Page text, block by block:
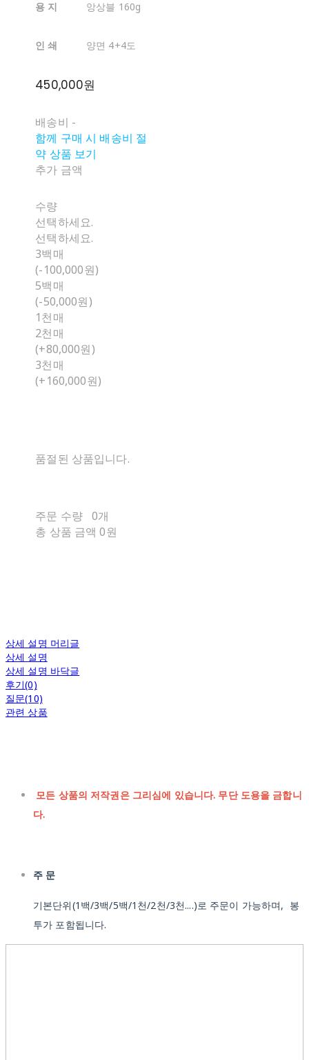
용 지 앙상블 160g
인 쇄 양면 4+4도
450,000원
배송비 -
함께 구매 시 배송비 절
약 상품 보기
추가 금액
수량
선택하세요.
선택하세요.
3백매
(-100,000원)
5백매
(-50,000원)
1천매
2천매
(+80,000원)
3천매
(+160,000원)
품절된 상품입니다.
주문 수량 0개
총 상품 금액 0원
상세 설명 머리글
상세 설명
상세 설명 바닥글
후기(0)
질문(10)
관련 상품
모든 상품의 저작권은 그리심에 있습니다. 무단 도용을 금합니
다.
주 문
기본단위(1백/3백/5백/1천/2천/3천....)로 주문이 가능하며, 봉
투가 포함됩니다.